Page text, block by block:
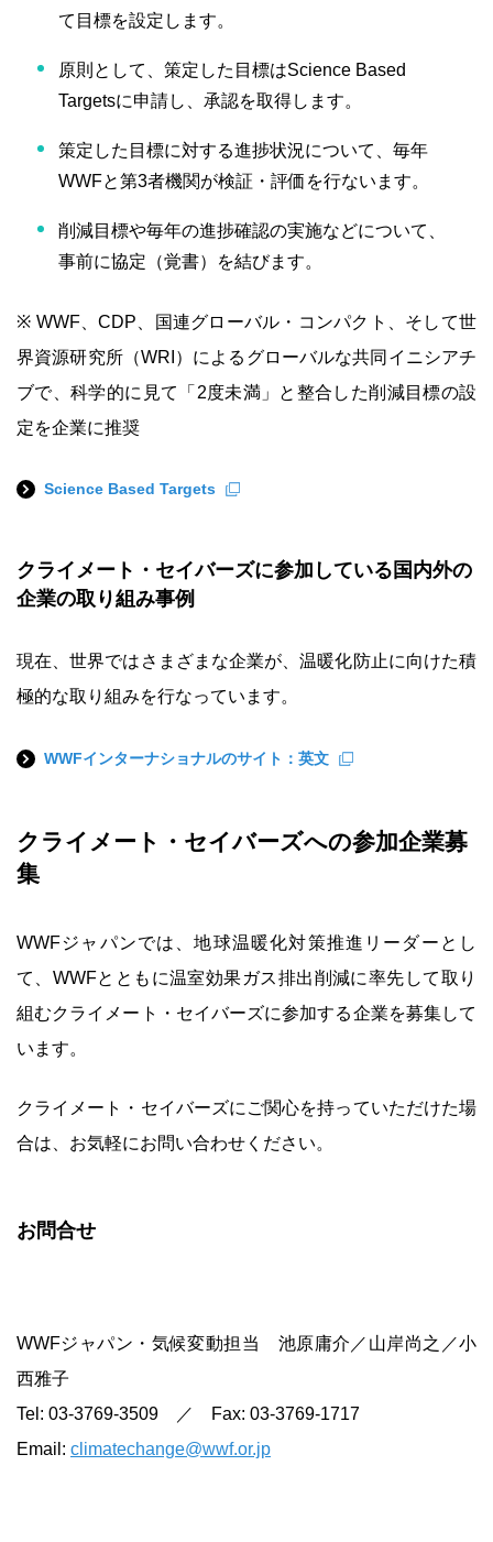
て目標を設定します。
原則として、策定した目標はScience Based
Targetsに申請し、承認を取得します。
策定した目標に対する進捗状況について、毎年
WWFと第3者機関が検証・評価を行ないます。
削減目標や毎年の進捗確認の実施などについて、
事前に協定（覚書）を結びます。
※ WWF、CDP、国連グローバル・コンパクト、そして世
界資源研究所（WRI）によるグローバルな共同イニシアチ
ブで、科学的に見て「2度未満」と整合した削減目標の設
定を企業に推奨
Science Based Targets
クライメート・セイバーズに参加している国内外の
企業の取り組み事例
現在、世界ではさまざまな企業が、温暖化防止に向けた積
極的な取り組みを行なっています。
WWFインターナショナルのサイト：英文
クライメート・セイバーズへの参加企業募
集
WWFジャパンでは、地球温暖化対策推進リーダーとし
て、WWFとともに温室効果ガス排出削減に率先して取り
組むクライメート・セイバーズに参加する企業を募集して
います。
クライメート・セイバーズにご関心を持っていただけた場
合は、お気軽にお問い合わせください。
お問合せ
WWFジャパン・気候変動担当 池原庸介／山岸尚之／小
西雅子
Tel: 03-3769-3509 ／ Fax: 03-3769-1717
Email: climatechange@wwf.or.jp